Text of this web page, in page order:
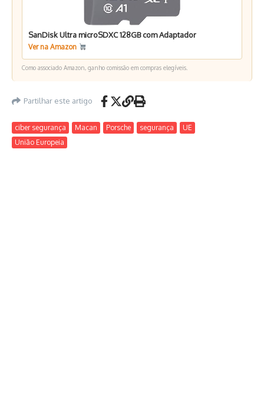
SanDisk Ultra microSDXC 128GB com Adaptador
Ver na Amazon
Como associado Amazon, ganho comissão em compras elegíveis.
Partilhar este artigo
ciber segurança Macan Porsche segurança
UE
União Europeia